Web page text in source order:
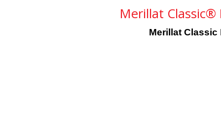
Merillat Classic®
Merillat Classic